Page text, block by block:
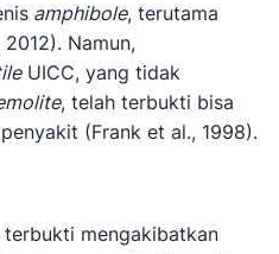
amphibole, terutama
Namun,
UICC, yang tidak
, telah terbukti bisa
(Frank et al., 1998).
mengakibatkan